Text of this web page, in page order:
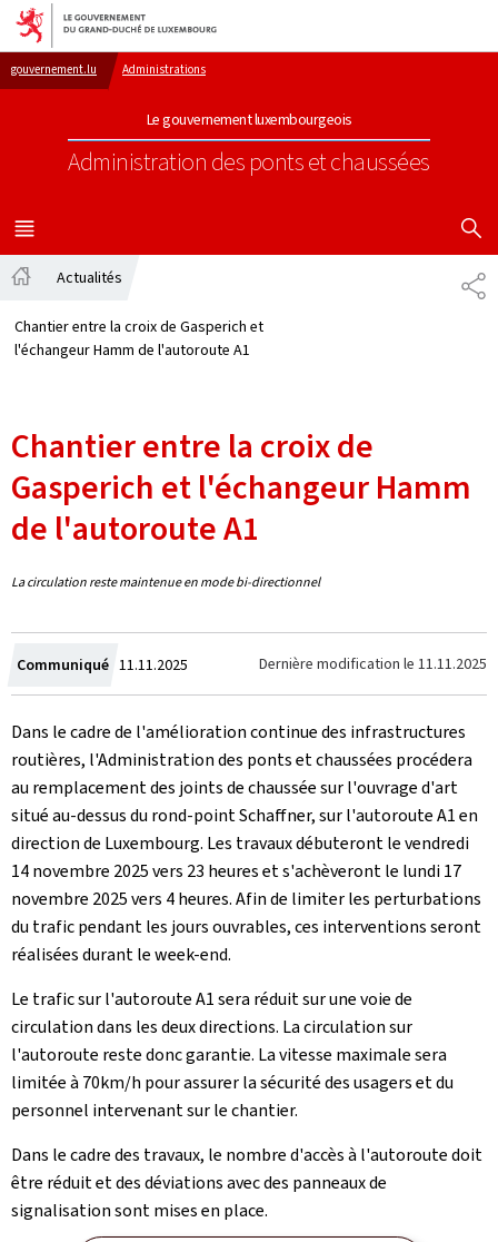
Aller au menu principal
Aller au contenu
gouvernement.lu Administrations
Le gouvernement luxembourgeois
Administration des ponts et chaussées
MENU
PRINCIPAL
Actualités
Chantier entre la croix de Gasperich et
l'échangeur Hamm de l'autoroute A1
Chantier entre la croix de
Gasperich et l'échangeur Hamm
de l'autoroute A1
La circulation reste maintenue en mode bi-directionnel
Communiqué Crée
le
11.11.2025 Dernière modification le 11.11.2025
Dans le cadre de l'amélioration continue des infrastructures
routières, l'Administration des ponts et chaussées procédera
au remplacement des joints de chaussée sur l'ouvrage d'art
situé au-dessus du rond-point Schaffner, sur l'autoroute A1 en
direction de Luxembourg. Les travaux débuteront le vendredi
14 novembre 2025 vers 23 heureset s'achèveront le lundi 17
novembre 2025 vers 4 heures. Afin de limiter les perturbations
du trafic pendant les jours ouvrables, ces interventions seront
réalisées durant le week-end.
Le trafic sur l'autoroute A1 sera réduit sur une voie de
circulation dans les deux directions. La circulation sur
l'autoroute reste donc garantie. La vitesse maximale sera
limitée à 70km/h pour assurer la sécurité des usagers et du
personnel intervenant sur le chantier.
Dans le cadre des travaux, le nombre d'accès à l'autoroute doit
être réduit et des déviations avec des panneaux de
signalisation sont mises en place.